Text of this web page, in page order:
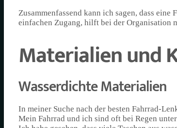
Zusammenfassend kann ich sagen, dass
einfachen Zugang, hilft bei der Organisation
Materialien und
Wasserdichte Materialien
In meiner Suche nach der besten Fahrrad-
Mein Fahrrad und ich sind oft bei Regen